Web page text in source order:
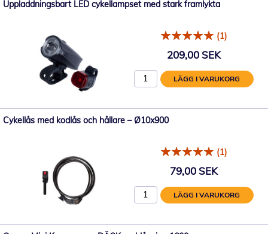
Uppladdningsbart LED cykellampset med stark framlykta
(1)
209,00 SEK
LÄGG I VARUKORG
Cykellås med kodlås och hållare – Ø10x900
(1)
79,00 SEK
LÄGG I VARUKORG